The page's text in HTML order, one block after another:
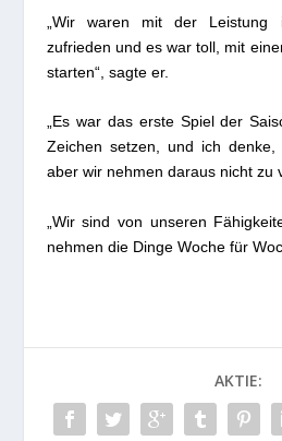
„Wir waren mit der
zufrieden und es war toll, mit
starten“, sagte er.
„Es war das erste Spiel der
Zeichen setzen, und ich denke,
aber wir nehmen daraus nicht zu
„Wir sind von unseren
nehmen die Dinge Woche für
AKTIE: